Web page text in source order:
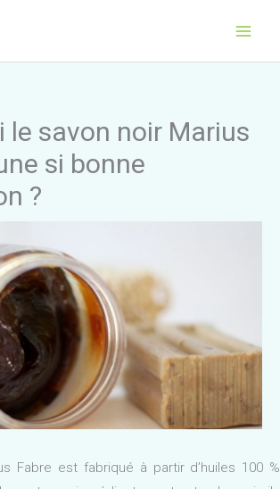
le savon noir Marius
si bonne
?
Fabre est fabriqué à partir d’huiles 100 %